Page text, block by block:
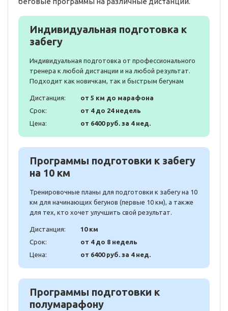
Индивидуальная подготовка к
забегу
Индивидуальная подготовка от профессионального
тренера к любой дистанции и на любой результат.
Подходит как новичкам, так и быстрым бегунам
Дистанция:
от 5 км до марафона
Срок:
от 4 до 24 недель
Цена:
от 6400 руб. за 4 нед.
Программы подготовки к забегу
на 10 км
Тренировочные планы для подготовки к забегу на 10
км для начинающих бегунов (первые 10 км), а также
для тех, кто хочет улучшить свой результат.
Дистанция:
10 км
Срок:
от 4 до 8 недель
Цена:
от 6400 руб. за 4 нед.
Программы подготовки к
полумарафону